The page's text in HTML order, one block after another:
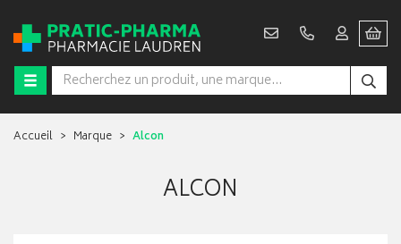
Accueil Marque Alcon
ALCON